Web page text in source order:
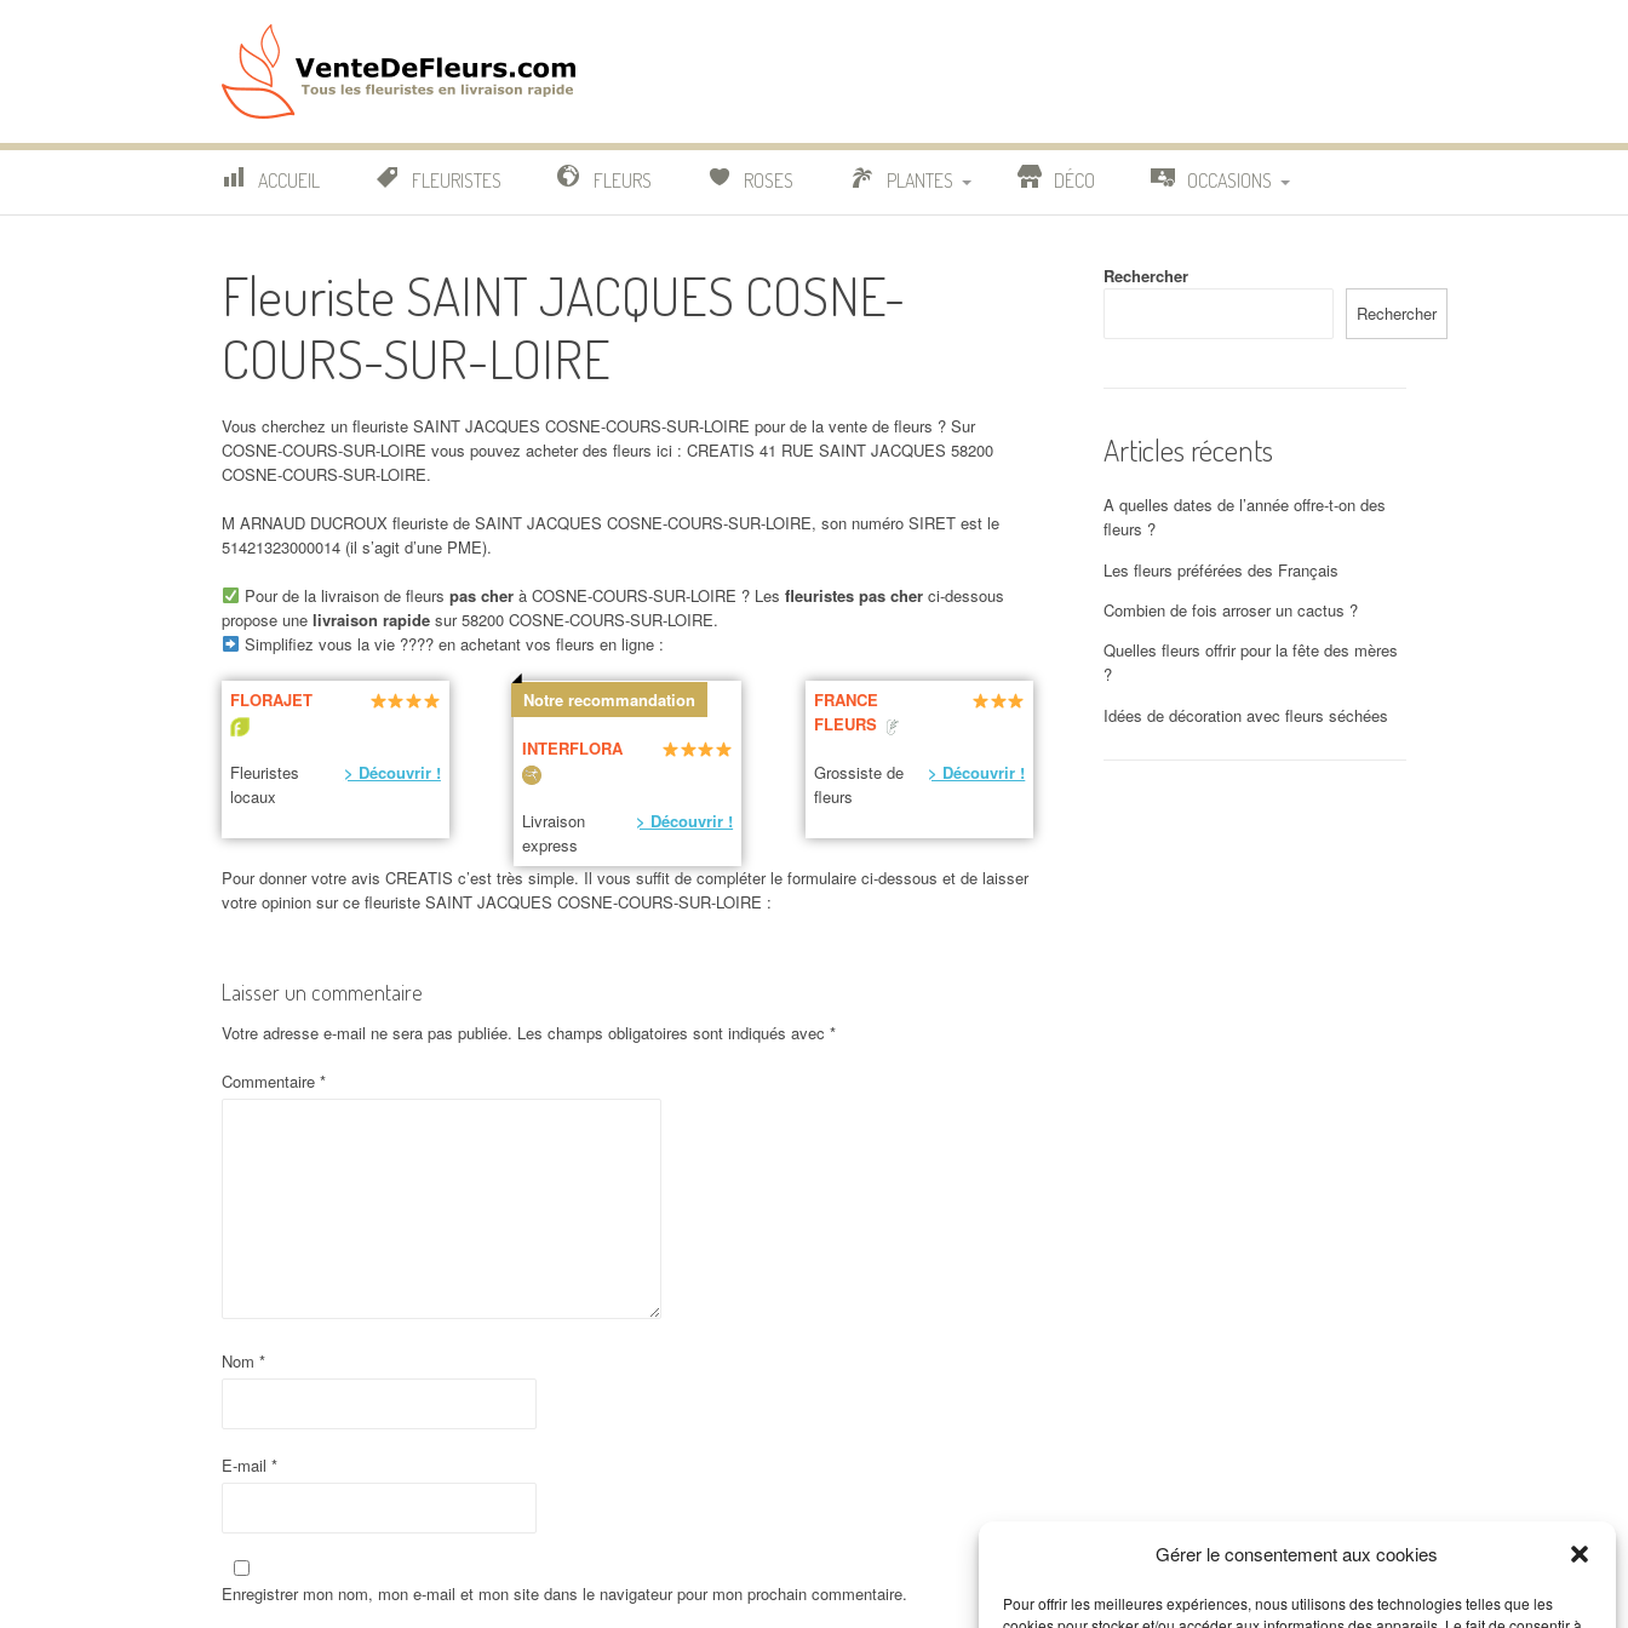
Gérer le consentement aux cookies
Pour offrir les meilleures expériences, nous utilisons des technologies telles que les
VenteDeFleurs.com
ACCUEIL FLEURISTES FLEURS ROSES PLANTES
CACTUS
DÉCO OCCASIONS
Fleuriste SAINT JACQUES COSNE-
COURS-SUR-LOIRE
Vous cherchez un fleuriste SAINT JACQUES COSNE-COURS-SUR-LOIRE pour de la vente de fleurs ? Sur
COSNE-COURS-SUR-LOIRE vous pouvez acheter des fleurs ici : CREATIS 41 RUE SAINT JACQUES 58200
COSNE-COURS-SUR-LOIRE.
M ARNAUD DUCROUX fleuriste de SAINT JACQUES COSNE-COURS-SUR-LOIRE, son numéro SIRET est le
51421323000014 (il s’agit d’une PME).
Pour de la livraison de fleurs pas cherà COSNE-COURS-SUR-LOIRE ? Les fleuristes pas cher ci-dessous
propose une livraison rapide sur 58200 COSNE-COURS-SUR-LOIRE.
Simplifiez vous la vie ???? en achetant vos fleurs en ligne :
FLORAJET
Fleuristes
locaux
> Découvrir !
Notre recommandation
INTERFLORA
Livraison
express
> Découvrir !
FRANCE
FLEURS
Grossiste de
fleurs
> Découvrir !
Pour donner votre avis CREATIS c’est très simple. Il vous suffit de compléter le formulaire ci-dessous et de laisser
votre opinion sur ce fleuriste SAINT JACQUES COSNE-COURS-SUR-LOIRE :
Laisser un commentaire
Votre adresse e-mail ne sera pas publiée. Les champs obligatoires sont indiqués avec *
Commentaire *
Nom *
E-mail *
Enregistrer mon nom, mon e-mail et mon site dans le navigateur pour mon prochain commentaire.
Rechercher
Rechercher
Articles récents
A quelles dates de l’année offre-t-on des
fleurs ?
Les fleurs préférées des Français
Combien de fois arroser un cactus ?
Quelles fleurs offrir pour la fête des mères
?
Idées de décoration avec fleurs séchées